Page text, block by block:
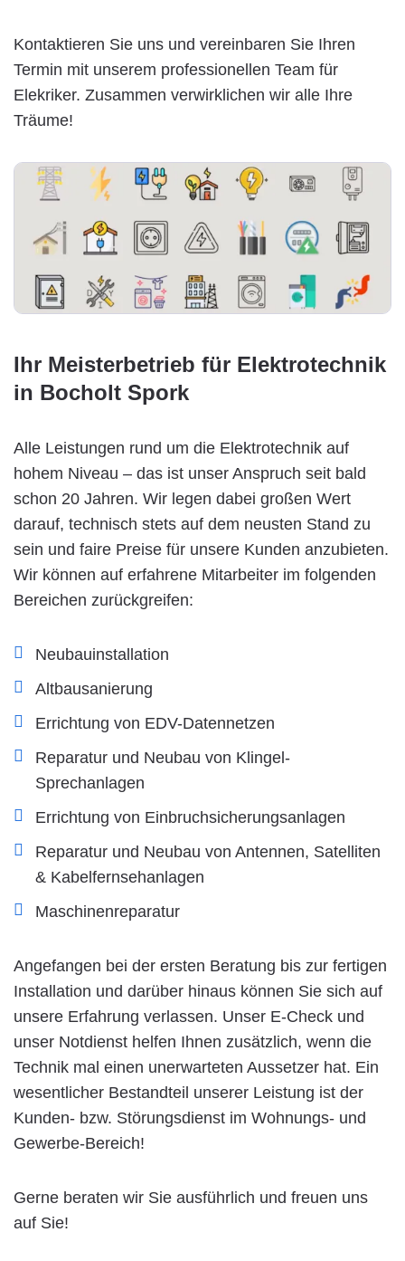
Kontaktieren Sie uns und vereinbaren Sie Ihren
Termin mit unserem professionellen Team für
Elekriker. Zusammen verwirklichen wir alle Ihre
Träume!
Ihr Meisterbetrieb für Elektrotechnik
in Bocholt Spork
Alle Leistungen rund um die Elektrotechnik auf
hohem Niveau – das ist unser Anspruch seit bald
schon 20 Jahren. Wir legen dabei großen Wert
darauf, technisch stets auf dem neusten Stand zu
sein und faire Preise für unsere Kunden anzubieten.
Wir können auf erfahrene Mitarbeiter im folgenden
Bereichen zurückgreifen:
Neubauinstallation
Altbausanierung
Errichtung von EDV-Datennetzen
Reparatur und Neubau von Klingel-
Sprechanlagen
Errichtung von Einbruchsicherungsanlagen
Reparatur und Neubau von Antennen, Satelliten
& Kabelfernsehanlagen
Maschinenreparatur
Angefangen bei der ersten Beratung bis zur fertigen
Installation und darüber hinaus können Sie sich auf
unsere Erfahrung verlassen. Unser E-Check und
unser Notdienst helfen Ihnen zusätzlich, wenn die
Technik mal einen unerwarteten Aussetzer hat. Ein
wesentlicher Bestandteil unserer Leistung ist der
Kunden- bzw. Störungsdienst im Wohnungs- und
Gewerbe-Bereich!
Gerne beraten wir Sie ausführlich und freuen uns
auf Sie!